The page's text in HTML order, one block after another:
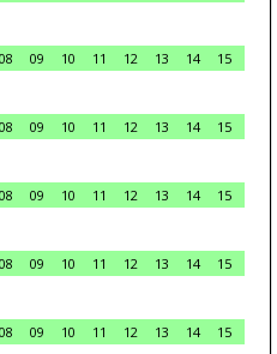
08 09 10 11 12 13 14
15
08 09 10 11 12 13 14
15
08 09 10 11 12 13 14
15
08 09 10 11 12 13 14
15
08 09 10 11 12 13 14
15